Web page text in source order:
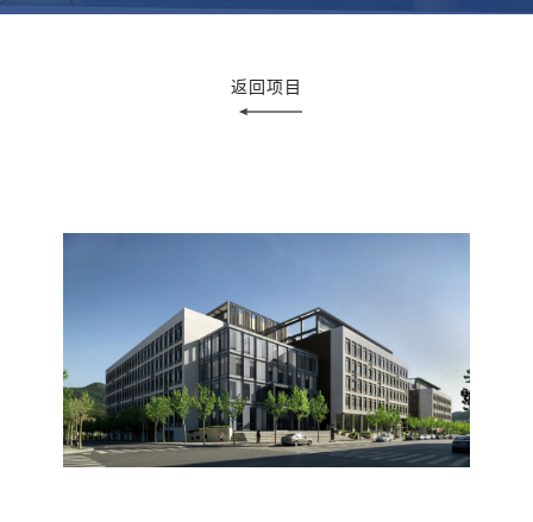
返回项目